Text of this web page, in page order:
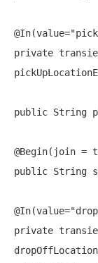
@In(value=
private
public String
@Begin(join =
public String
@In(value=
private